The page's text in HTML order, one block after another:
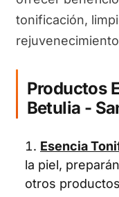
tonificación,
Productos
Betulia -
Esencia
la piel,
otros